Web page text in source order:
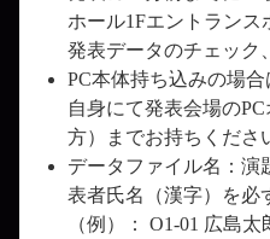
ホール1Fエントランス
発表データのチェック
PC本体持ち込みの場
自身にて発表会場の
方）までお持ちくださ
データファイル名：演
表者氏名（漢字）を必
（例）： O1-01 広島太